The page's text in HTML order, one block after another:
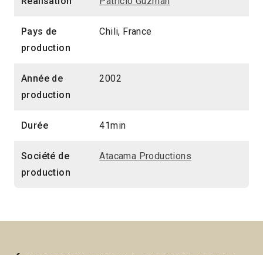
Pays de
production
Chili, France
Année de
production
2002
Durée 41min
Société de
production
Atacama Productions